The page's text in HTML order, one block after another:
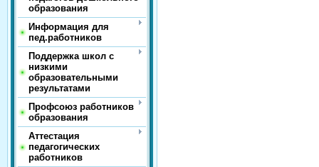
образования
Информация для
пед.работников
Поддержка школ с
низкими
образовательными
результатами
Профсоюз работников
образования
Аттестация
педагогических
работников